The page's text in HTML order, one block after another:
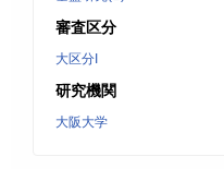
審査区分
大区分I
研究機関
大阪大学